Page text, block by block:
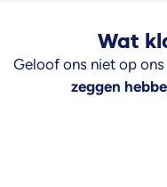
Wat
Geloof ons niet op
zeggen